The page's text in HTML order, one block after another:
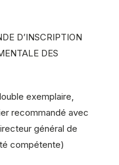
D’INSCRIPTION
DES
exemplaire,
recommandé avec
général de
compétente)